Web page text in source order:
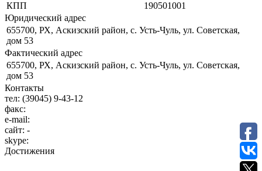
КПП
190501001
Юридический адрес
655700, РХ, Аскизский район, с. Усть-Чуль, ул. Советская,
дом 53
Фактический адрес
655700, РХ, Аскизский район, с. Усть-Чуль, ул. Советская,
дом 53
Контакты
тел: (39045) 9-43-12
факс:
e-mail:
сайт: -
skype:
Достижения